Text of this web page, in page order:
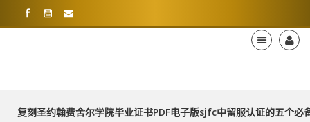
复刻圣约翰费舍尔学院毕业证书PDF电子版sjfc中留服认证的五个必